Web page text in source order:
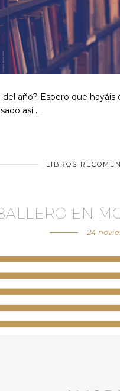
del año? Espero que
así …
LIBROS
EN
24